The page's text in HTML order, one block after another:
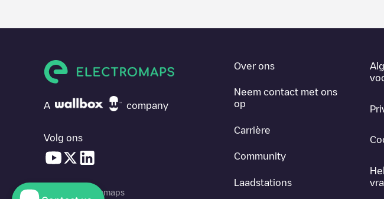
A company
Volg ons
© 2026 Electromaps
Over ons
Neem contact met ons
op
Carrière
Community
Laadstations